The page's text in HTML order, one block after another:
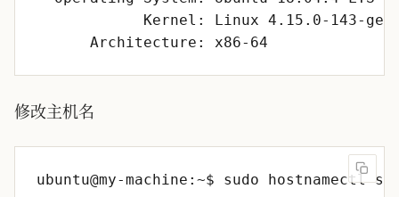
修改主机名